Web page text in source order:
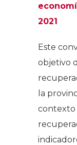
2021
Este
objetivo
la
contexto